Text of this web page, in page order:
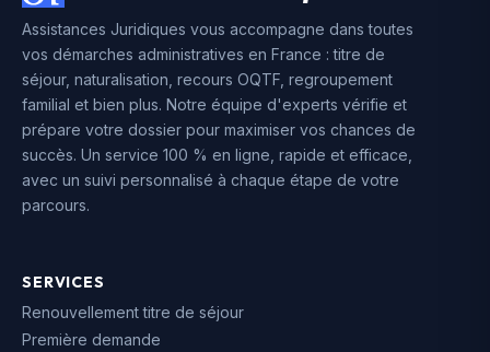
Assistances Juridiques vous accompagne dans toutes
vos démarches administratives en France : titre de
séjour, naturalisation, recours OQTF, regroupement
familial et bien plus. Notre équipe d'experts vérifie et
prépare votre dossier pour maximiser vos chances de
succès. Un service 100 % en ligne, rapide et efficace,
avec un suivi personnalisé à chaque étape de votre
parcours.
SERVICES
Renouvellement titre de séjour
Première demande